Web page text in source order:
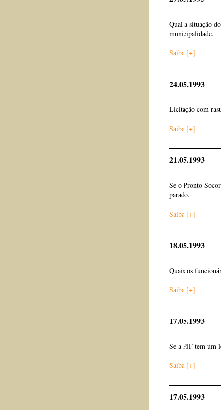
Qual a situação
municipalidade.
Saiba [+]
24.05.1993
Licitação com
Saiba [+]
21.05.1993
Se o Pronto
parado.
Saiba [+]
18.05.1993
Quais os
Saiba [+]
17.05.1993
Se a PJF tem um
Saiba [+]
17.05.1993